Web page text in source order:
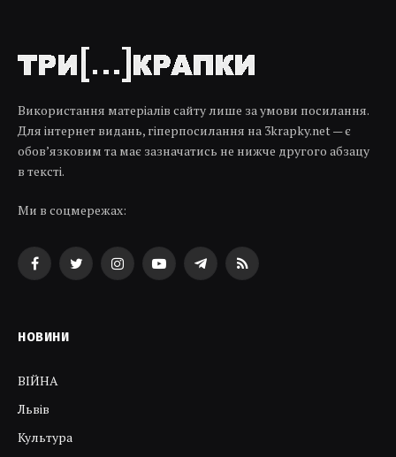
Використання матеріалів сайту лише за умови посилання.
Для інтернет видань, гіперпосилання на 3krapky.net — є
обов’язковим та має зазначатись не нижче другого абзацу
в тексті.
Ми в соцмережах:
FacebookTwitterInstagramYouTubeTelegramRSS
НОВИНИ
ВІЙНА
Львів
Культура